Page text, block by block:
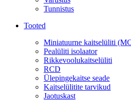
Tunnistus
Tooted
Miniatuurne kaitselüliti
Pealüliti isolaator
Rikkevoolukaitselüliti
RCD
Ülepingekaitse seade
Kaitselülitite tarvikud
Jaotuskast